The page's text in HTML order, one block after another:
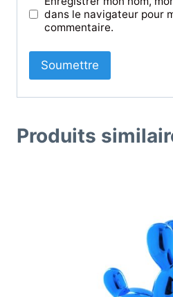
dans le navigateur pour
commentaire.
Produits